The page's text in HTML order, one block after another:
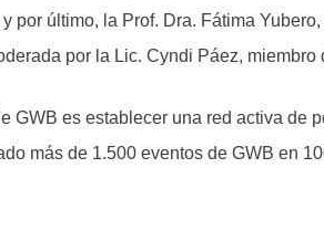
y por último, la Prof. Dra. Fátima
por la Lic. Cyndi Páez, miembro
GWB es establecer una red activa de
más de 1.500 eventos de GWB en